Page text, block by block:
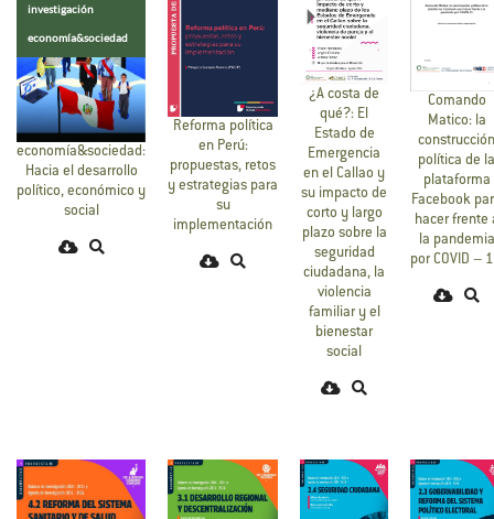
investigación
economía&sociedad
economía&sociedad:
Hacia el desarrollo
político, económico y
social
Reforma política
en Perú:
propuestas, retos
y estrategias para
su
implementación
¿A costa de
qué?: El
Estado de
Emergencia
en el Callao y
su impacto de
corto y largo
plazo sobre la
seguridad
ciudadana, la
violencia
familiar y el
bienestar
social
Comando
Matico: la
construcción
política de la
plataforma
Facebook
hacer frente
la pandemia
por COVID –